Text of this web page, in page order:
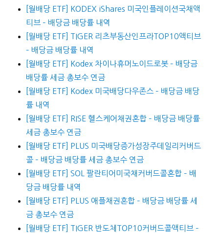
[월배당 ETF] KODEX iShares 미국인플레이션국채액
티브 – 배당금 배당률 내역
[월배당 ETF] TIGER 리츠부동산인프라TOP10액티브
– 배당금 배당률 내역
[월배당 ETF] Kodex 차이나휴머노이드로봇 – 배당금
배당률 세금 총보수 연금
[월배당 ETF] Kodex 미국배당다우존스 – 배당금 배당
률 내역
[월배당 ETF] RISE 헬스케어채권혼합 – 배당금 배당률
세금 총보수 연금
[월배당 ETF] PLUS 미국배당증가성장주데일리커버드
콜 – 배당금 배당률 세금 총보수 연금
[월배당 ETF] SOL 팔란티어미국채커버드콜혼합 – 배
당금 배당률 내역
[월배당 ETF] PLUS 애플채권혼합 – 배당금 배당률 세
금 총보수 연금
[월배당 ETF] TIGER 반도체TOP10커버드콜액티브 –